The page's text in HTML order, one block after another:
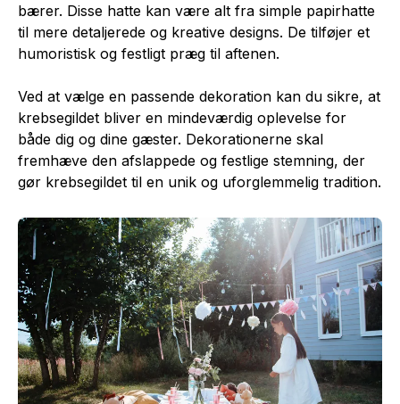
bærer. Disse hatte kan være alt fra simple papirhatte
til mere detaljerede og kreative designs. De tilføjer et
humoristisk og festligt præg til aftenen.
Ved at vælge en passende dekoration kan du sikre, at
krebsegildet bliver en mindeværdig oplevelse for
både dig og dine gæster. Dekorationerne skal
fremhæve den afslappede og festlige stemning, der
gør krebsegildet til en unik og uforglemmelig tradition.